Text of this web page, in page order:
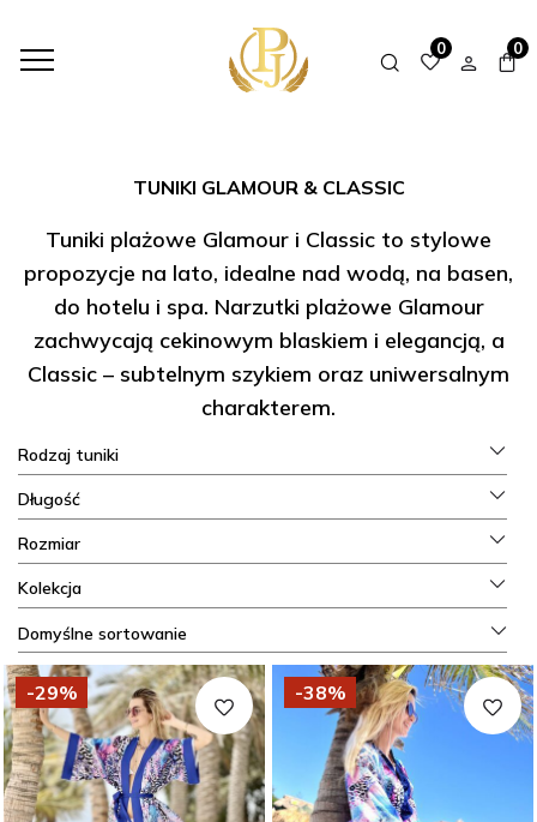
0 0
TUNIKI GLAMOUR & CLASSIC
Tuniki plażowe Glamour i Classic to stylowe
propozycje na lato, idealne nad wodą, na basen,
do hotelu i spa. Narzutki plażowe Glamour
zachwycają cekinowym blaskiem i elegancją, a
Classic – subtelnym szykiem oraz uniwersalnym
charakterem.
Domyślne sortowanie
-29% -38%
Rodzaj tuniki
Długość
Rozmiar
Kolekcja